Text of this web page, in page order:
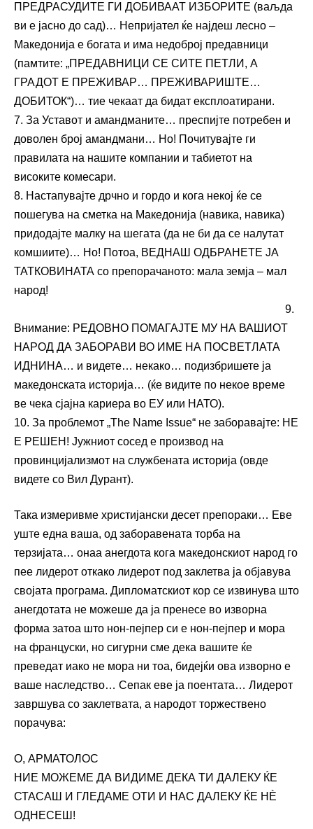
ПРЕДРАСУДИТЕ ГИ ДОБИВААТ ИЗБОРИТЕ (ваљда
ви е јасно до сад)… Непријател ќе најдеш лесно –
Македонија е богата и има недоброј предавници
(памтите: „ПРЕДАВНИЦИ СЕ СИТЕ ПЕТЛИ, А
ГРАДОТ Е ПРЕЖИВАР… ПРЕЖИВАРИШТЕ…
ДОБИТОК“)… тие чекаат да бидат експлоатирани.
7. За Уставот и амандманите… преспијте потребен и
доволен број амандмани… Но! Почитувајте ги
правилата на нашите компании и табиетот на
високите комесари.
8. Настапувајте дрчно и гордо и кога некој ќе се
пошегува на сметка на Македонија (навика, навика)
придодајте малку на шегата (да не би да се налутат
комшиите)… Но! Потоа, ВЕДНАШ ОДБРАНЕТЕ ЈА
ТАТКОВИНАТА со препорачаното: мала земја – мал
народ!
9.
Внимание: РЕДОВНО ПОМАГАЈТЕ МУ НА ВАШИОТ
НАРОД ДА ЗАБОРАВИ ВО ИМЕ НА ПОСВЕТЛАТА
ИДНИНА… и видете… некако… подизбришете ја
македонската историја… (ќе видите по некое време
ве чека сјајна кариера во ЕУ или НАТО).
10. За проблемот „The Name Issue“ не заборавајте: НЕ
Е РЕШЕН! Јужниот сосед е производ на
провинцијализмот на службената историја (овде
видете со Вил Дурант).
Така измеривме христијански десет препораки… Еве
уште една ваша, од заборавената торба на
терзијата… онаа анегдота кога македонскиот народ го
пее лидерот откако лидерот под заклетва ја објавува
својата програма. Дипломатскиот кор се извинува што
анегдотата не можеше да ја пренесе во изворна
форма затоа што нон-пејпер си е нон-пејпер и мора
на француски, но сигурни сме дека вашите ќе
преведат иако не мора ни тоа, бидејќи ова изворно е
ваше наследство… Сепак еве ја поентата… Лидерот
завршува со заклетвата, а народот торжествено
порачува:
О, АРМАТОЛОС
НИЕ МОЖЕМЕ ДА ВИДИМЕ ДЕКА ТИ ДАЛЕКУ ЌЕ
СТАСАШ И ГЛЕДАМЕ ОТИ И НАС ДАЛЕКУ ЌЕ НЀ
ОДНЕСЕШ!